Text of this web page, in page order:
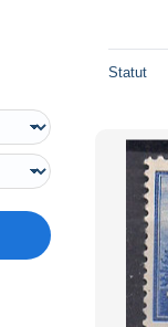
Statut